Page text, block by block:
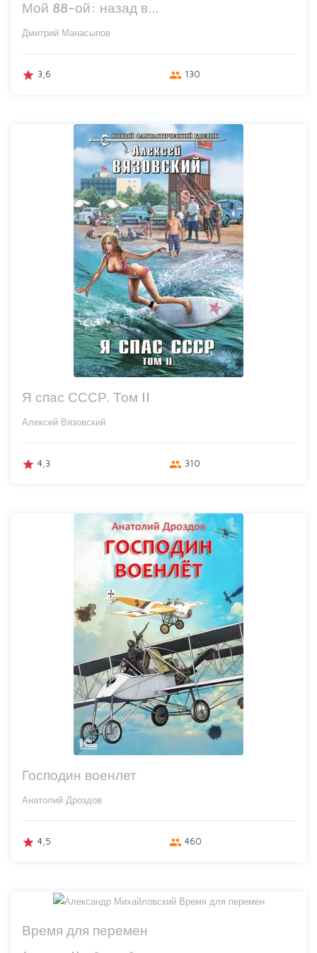
Мой 88-ой: назад в…
Дмитрий Манасыпов
grade 3,6 group 130
Я спас СССР. Том II
Алексей Вязовский
grade 4,3 group 310
Господин военлет
Анатолий Дроздов
grade 4,5 group 460
Время для перемен